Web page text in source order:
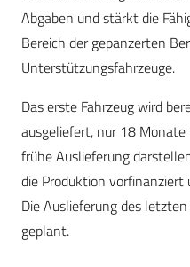
Abgaben und stärkt die
Bereich der gepanzerten
Unterstützungsfahrzeuge.
Das erste Fahrzeug wird
ausgeliefert, nur 18 Monate
frühe Auslieferung
die Produktion
Die Auslieferung des
geplant.